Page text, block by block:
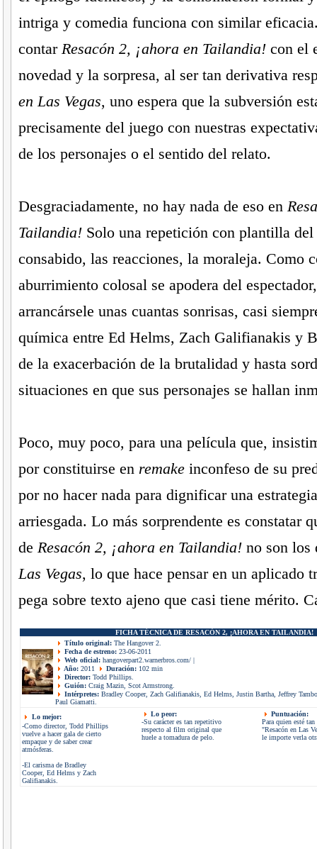
intriga y comedia funciona con similar
contar Resacón 2, ¡ahora en Tailandia!con el
novedad y la sorpresa, al ser tan derivativa
en Las Vegas, uno espera que la subversión
precisamente del juego con nuestras
de los personajes o el sentido del relato.
Desgraciadamente, no hay nada de eso en
Tailandia!Solo una repetición con plantilla del
consabido, las reacciones, la moraleja. Como
aburrimiento colosal se apodera del
arrancársele unas cuantas sonrisas, casi
química entre Ed Helms, Zach Galifianakis y
de la exacerbación de la brutalidad y hasta
situaciones en que sus personajes se hallan
Poco, muy poco, para una película que,
por constituirse en remakeinconfeso de su
por no hacer nada para dignificar una
arriesgada. Lo más sorprendente es constatar
de Resacón 2, ¡ahora en Tailandia!no son los
Las Vegas, lo que hace pensar en un aplicado
pega sobre texto ajeno que casi tiene mérito.
FICHA TÉCNICA DE RESACÓN 2, ¡AHORA EN TAILANDIA!
Título original: The Hangover 2.
Fecha de estreno: 23-06-2011
Web oficial: hangoverpart2.warnerbros.com/ |
Año: 2011 Duración: 102 min
Director: Todd Phillips.
Guión: Craig Mazin, Scot Armstrong.
Intérpretes: Bradley Cooper, Zach Galifianakis, Ed Helms, Justin Bartha, Jeffrey
Paul Giamatti.
Lo mejor:
-Como director, Todd Phillips
vuelve a hacer gala de cierto
empaque y de saber crear
atmósferas.
-El carisma de Bradley
Cooper, Ed Helms y Zach
Galifianakis.
Lo peor:
-Su carácter es tan repetitivo
respecto al film original que
huele a tomadura de pelo.
Puntuación:
Para quien esté tan
"Resacón en Las
le importe verla